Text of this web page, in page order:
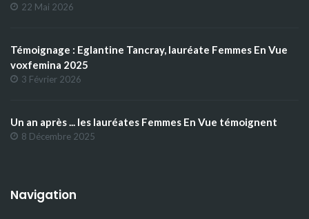
22 Mai 2026
Témoignage : Eglantine Tancray, lauréate Femmes En Vue
voxfemina 2025
3 Février 2026
Un an après ... les lauréates Femmes En Vue témoignent
8 Décembre 2025
Navigation